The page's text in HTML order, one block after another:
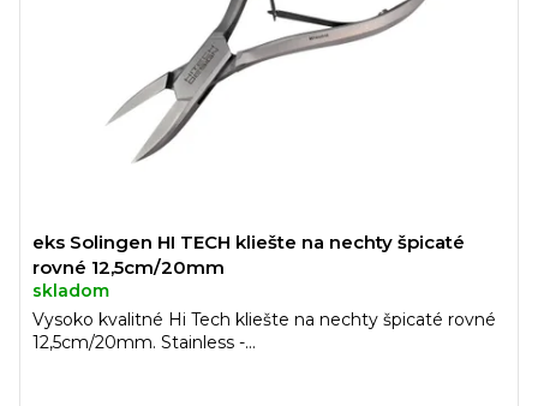
eks Solingen HI TECH kliešte na nechty špicaté
rovné 12,5cm/20mm
skladom
Vysoko kvalitné Hi Tech kliešte na nechty špicaté rovné
12,5cm/20mm. Stainless -...